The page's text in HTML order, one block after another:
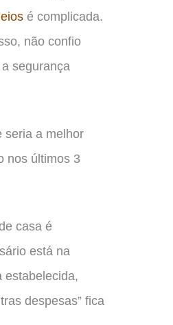
é complicada.
não confio
segurança
seria a melhor
nos últimos 3
casa é
está na
estabelecida,
despesas” fica